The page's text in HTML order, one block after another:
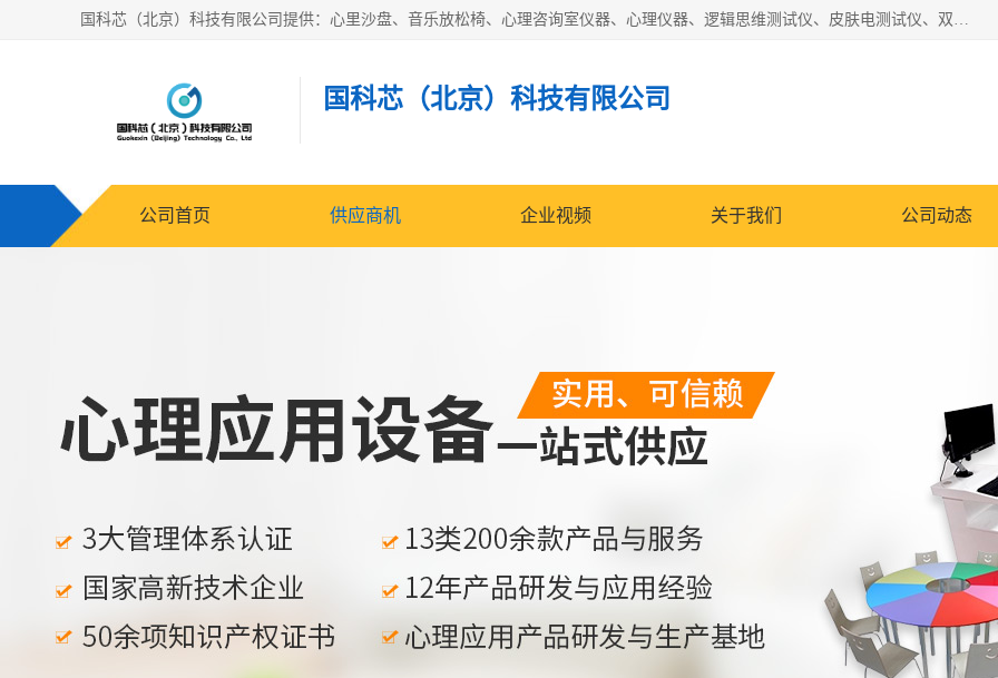
国科芯（北京）科技有限公司提供：心里沙盘、音乐放松椅、心理咨询室仪器、心理仪器、逻辑思维测试仪、皮肤电测试仪、双手协调器、双手协调测试仪、注意力集中测试仪等各种心理学仪器设备。
国科芯（北京）科技有限公司
公司首页 供应商机 企业视频 关于我们 公司动态